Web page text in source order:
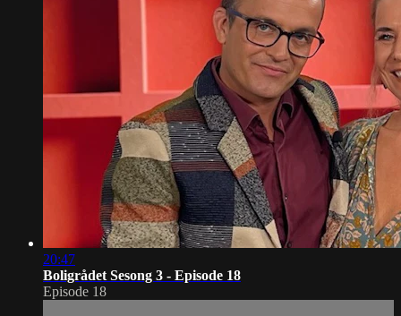
20:47
Boligrådet Sesong 3 - Episode 18
Episode 18